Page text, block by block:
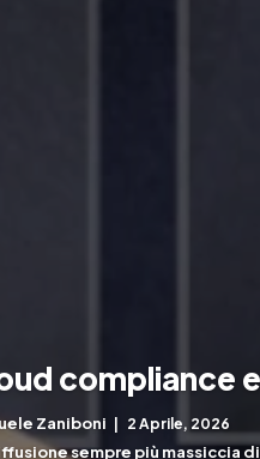
compliance
Zaniboni 2 Aprile, 2026
sempre più massiccia